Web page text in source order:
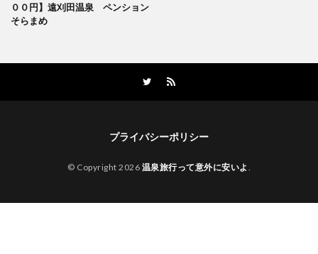
００円】遠刈田温泉 ペンション
そらまめ
プライバシーポリシー
© Copyright 2026 温泉旅行って意外に安いよ